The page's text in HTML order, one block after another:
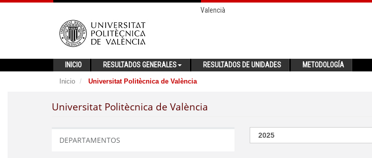
Valencià
INICIO RESULTADOS GENERALES RESULTADOS DE UNIDADES METODOLOGÍA
Inicio Universitat Politècnica de València
Universitat Politècnica de València
DEPARTAMENTOS